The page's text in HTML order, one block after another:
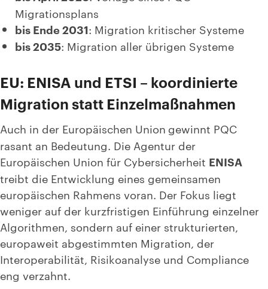
Migrationsplans
bis Ende 2031: Migration kritischer Systeme
bis 2035: Migration aller übrigen Systeme
EU: ENISA und ETSI – koordinierte
Migration statt Einzelmaßnahmen
Auch in der Europäischen Union gewinnt PQC
rasant an Bedeutung. Die Agentur der
Europäischen Union für Cybersicherheit ENISA
treibt die Entwicklung eines gemeinsamen
europäischen Rahmens voran. Der Fokus liegt
weniger auf der kurzfristigen Einführung einzelner
Algorithmen, sondern auf einer strukturierten,
europaweit abgestimmten Migration, der
Interoperabilität, Risikoanalyse und Compliance
eng verzahnt.